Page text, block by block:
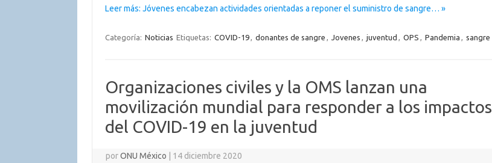
Leer más: Jóvenes encabezan actividades orientadas a reponer el suministro de sangre… »
Categoría: Noticias Etiquetas: COVID-19, donantes de sangre , Jovenes , juventud , OPS , Pandemia , sangre
Organizaciones civiles y la OMS lanzan una
movilización mundial para responder a los impactos
del COVID-19 en la juventud
porONU México 14 diciembre 2020